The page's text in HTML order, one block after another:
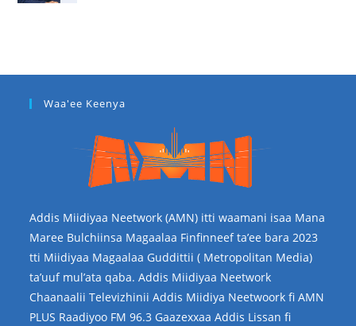
Waa'ee Keenya
Addis Miidiyaa Neetwork (AMN) itti waamani isaa Mana
Maree Bulchiinsa Magaalaa Finfinneef ta’ee bara 2023
tti Miidiyaa Magaalaa Guddittii ( Metropolitan Media)
ta’uuf mul’ata qaba. Addis Miidiyaa Neetwork
Chaanaalii Televizhinii Addis Miidiya Neetwoork fi AMN
PLUS Raadiyoo FM 96.3 Gaazexxaa Addis Lissan fi